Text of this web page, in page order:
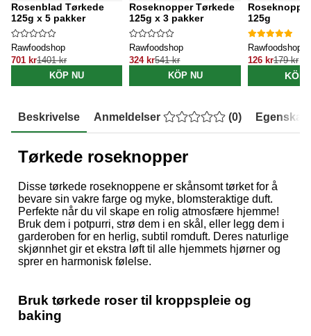
Rosenblad Tørkede
125g x 5 pakker
Rawfoodshop
701 kr1401 kr
KÖP NU
Roseknopper Tørkede
125g x 3 pakker
Rawfoodshop
324 kr541 kr
KÖP NU
125g
Rawfoodshop
126 kr179 kr
KÖP
Beskrivelse Anmeldelser (0)
Tørkede roseknopper
Disse tørkede roseknoppene er skånsomt tørket for å
bevare sin vakre farge og myke, blomsteraktige duft.
Perfekte når du vil skape en rolig atmosfære hjemme!
Bruk dem i potpurri, strø dem i en skål, eller legg dem i
garderoben for en herlig, subtil romduft. Deres naturlige
skjønnhet gir et ekstra løft til alle hjemmets hjørner og
sprer en harmonisk følelse.
Bruk tørkede roser til kroppspleie og
baking